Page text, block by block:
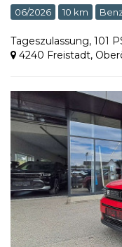
06/2026 10 km
Tageszulassung, 101
4240 Freistadt,